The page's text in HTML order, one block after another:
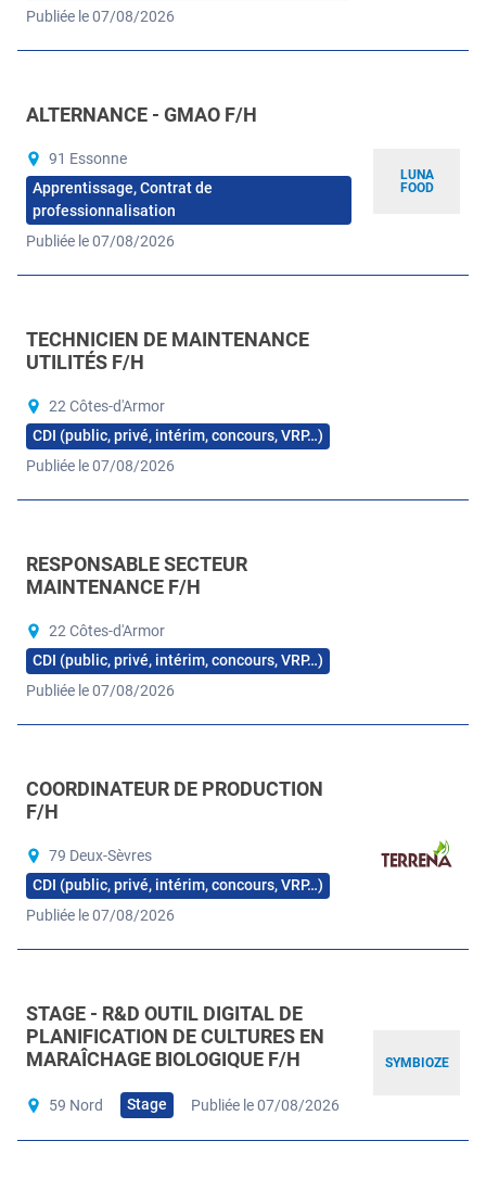
Publiée le 07/08/2026
LUNA
FOOD
ALTERNANCE - GMAO F/H
91 Essonne
Apprentissage, Contrat de
professionnalisation
Publiée le 07/08/2026
TECHNICIEN DE MAINTENANCE
UTILITÉS F/H
22 Côtes-d'Armor
CDI (public, privé, intérim, concours, VRP…)
Publiée le 07/08/2026
RESPONSABLE SECTEUR
MAINTENANCE F/H
22 Côtes-d'Armor
CDI (public, privé, intérim, concours, VRP…)
Publiée le 07/08/2026
COORDINATEUR DE PRODUCTION
F/H
79 Deux-Sèvres
CDI (public, privé, intérim, concours, VRP…)
Publiée le 07/08/2026
SYMBIOZE
STAGE - R&D OUTIL DIGITAL DE
PLANIFICATION DE CULTURES EN
MARAÎCHAGE BIOLOGIQUE F/H
59 Nord Stage Publiée le 07/08/2026